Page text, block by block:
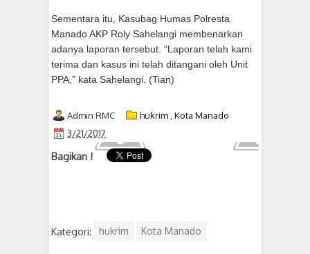
Sementara itu, Kasubag Humas Polresta
Manado AKP Roly Sahelangi membenarkan
adanya laporan tersebut. “Laporan telah kami
terima dan kasus ini telah ditangani oleh Unit
PPA,” kata Sahelangi. (Tian)
Admin RMC hukrim Kota Manado
3/21/2017
Bagikan !
Kategori: hukrim Kota Manado